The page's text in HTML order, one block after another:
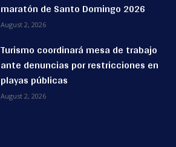
maratón de Santo Domingo 2026
August 2, 2026
Turismo coordinará mesa de trabajo
ante denuncias por restricciones en
playas públicas
August 2, 2026